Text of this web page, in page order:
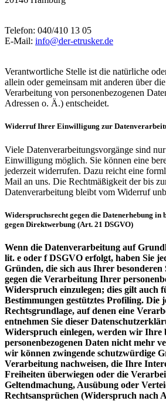
Telefon: 040/410 13 05
E-Mail: info@der-etrusker.de
Verantwortliche Stelle ist die natürliche
allein oder gemeinsam mit anderen über
Verarbeitung von personenbezogenen
Adressen o. Ä.) entscheidet.
Widerruf Ihrer Einwilligung zur
Viele Datenverarbeitungsvorgänge sind
Einwilligung möglich. Sie können eine
jederzeit widerrufen. Dazu reicht eine
Mail an uns. Die Rechtmäßigkeit der bis
Datenverarbeitung bleibt vom Widerruf
Widerspruchsrecht gegen die Datenerhebung in
gegen Direktwerbung (Art. 21 DSGVO)
Wenn die Datenverarbeitung auf
lit. e oder f DSGVO erfolgt, haben Sie
Gründen, die sich aus Ihrer besonderen
gegen die Verarbeitung Ihrer
Widerspruch einzulegen; dies gilt auch
Bestimmungen gestütztes Profiling. Die
Rechtsgrundlage, auf denen eine
entnehmen Sie dieser
Widerspruch einlegen, werden wir Ihre
personenbezogenen Daten nicht mehr
wir können zwingende schutzwürdige
Verarbeitung nachweisen, die Ihre
Freiheiten überwiegen oder die
Geltendmachung, Ausübung oder
Rechtsansprüchen (Widerspruch nach